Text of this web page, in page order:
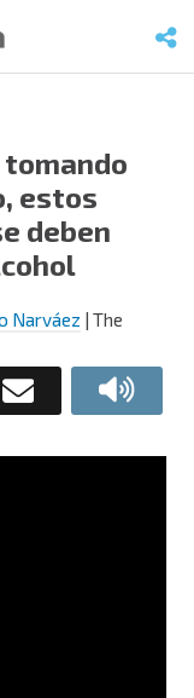
tomando
estos
deben
Narváez | The